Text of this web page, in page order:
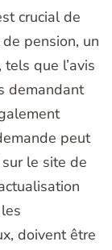
crucial de
pension, un
que l’avis
demandant
peut
le site de
doivent être